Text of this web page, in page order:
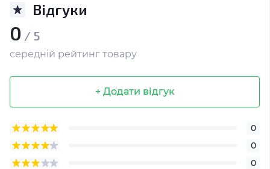
Відгуки
0 / 5
середній рейтинг товару
+ Додати відгук
0
0
0